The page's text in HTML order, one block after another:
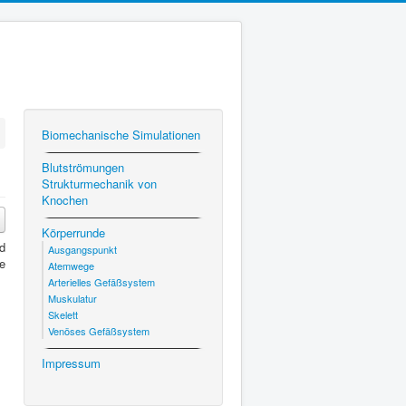
Bio­mech­anis­che Simulationen
Blut­strö­mungen
Struk­turmechanik von
Knochen
Kör­per­runde
Aus­gangspunkt
Atemwege
Arterielles Gefäßsys­tem
Musku­latur
Skelett
Venöses Gefäßsys­tem
Impres­sum